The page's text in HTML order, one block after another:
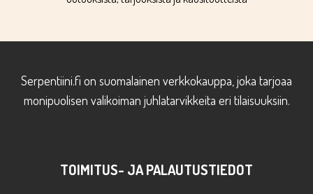
Serpentiini.fi on suomalainen verkkokauppa, joka tarjoaa
monipuolisen valikoiman juhlatarvikkeita eri tilaisuuksiin.
TOIMITUS- JA PALAUTUSTIEDOT